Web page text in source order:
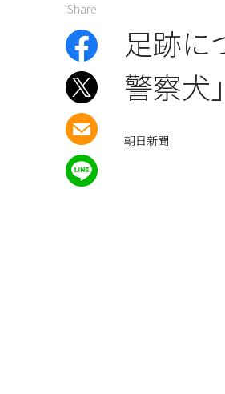
Share
足跡に
警察犬
朝日新聞